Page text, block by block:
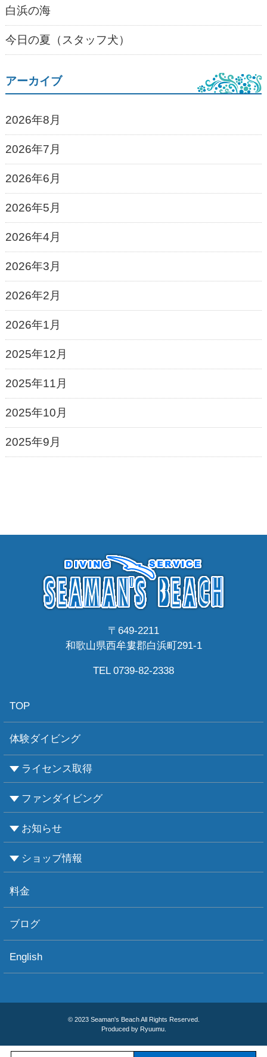
白浜の海
今日の夏（スタッフ犬）
アーカイブ
2026年8月
2026年7月
2026年6月
2026年5月
2026年4月
2026年3月
2026年2月
2026年1月
2025年12月
2025年11月
2025年10月
2025年9月
〒649-2211
和歌山県西牟婁郡白浜町291-1
TEL 0739-82-2338
TOP
体験ダイビング
ライセンス取得
CMASについて
PADIについて
Ｃカードライセンス取得
レベルアップCMAS
レベルアップPADI
インストラクターコース
エンリッチド・エア・ナイトロックス講習
ファンダイビング
ビーチダイビング
ボートダイビング
セルフダイビング
レンタル器材
お知らせ
お知らせ
お天気情報
フォトグラフィ
ツアー情報
ショップ情報
ショップ情報
アクセス
ダイビングポイント
ショップボート「かもめ」
スタッフ紹介
宿泊施設
リンク集
お問い合わせ
料金
ブログ
English
© 2023 Seaman's Beach All Rights Reserved.
Produced by Ryuumu.